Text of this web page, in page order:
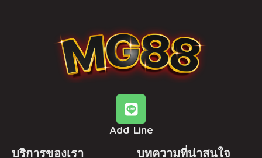
Add Line
บริการของเรา บทความที่น่าสนใจ